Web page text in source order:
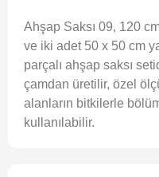
Ahşap Saksı 09, 120
ve iki adet 50 x 50 cm
parçalı ahşap saksı
çamdan üretilir, özel
alanların bitkilerle
kullanılabilir.